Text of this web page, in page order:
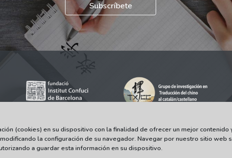
Subscríbete
© 2021-2022 Universitat Autònoma de Barcelona
Tots els drets reservats
(cookies) en su dispositivo con la finalidad de ofrecer un mejor contenido
la configuración de su navegador. Navegar por nuestro sitio web
a guardar esta información en su dispositivo.